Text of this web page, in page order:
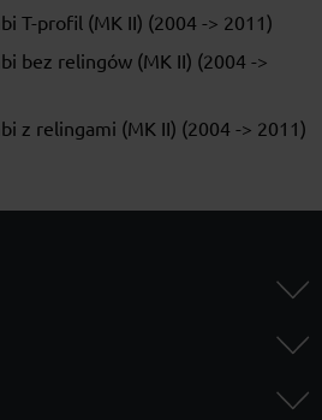
T-profil (MK II) (2004 -> 2011)
bez relingów (MK II) (2004 ->
z relingami (MK II) (2004 -> 2011)